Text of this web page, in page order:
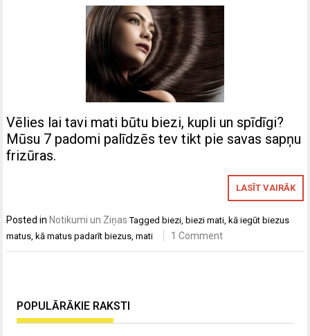
Vēlies lai tavi mati būtu biezi, kupli un spīdīgi?
Mūsu 7 padomi palīdzēs tev tikt pie savas sapņu
frizūras.
LASĪT VAIRĀK
Posted in Notikumi un Ziņas Tagged biezi, biezi mati, kā iegūt biezus
matus, kā matus padarīt biezus,mati 1 Comment
POPULĀRĀKIE RAKSTI